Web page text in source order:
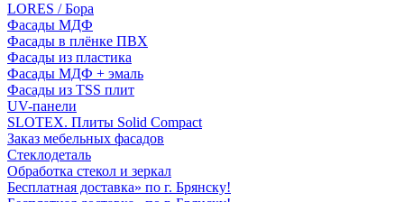
LORES / Бора
Фасады МДФ
Фасады в плёнке ПВХ
Фасады из пластика
Фасады МДФ + эмаль
Фасады из TSS плит
UV-панели
SLOTEX. Плиты Solid Compact
Заказ мебельных фасадов
Стеклодеталь
Обработка стекол и зеркал
Бесплатная доставка» по г. Брянску!